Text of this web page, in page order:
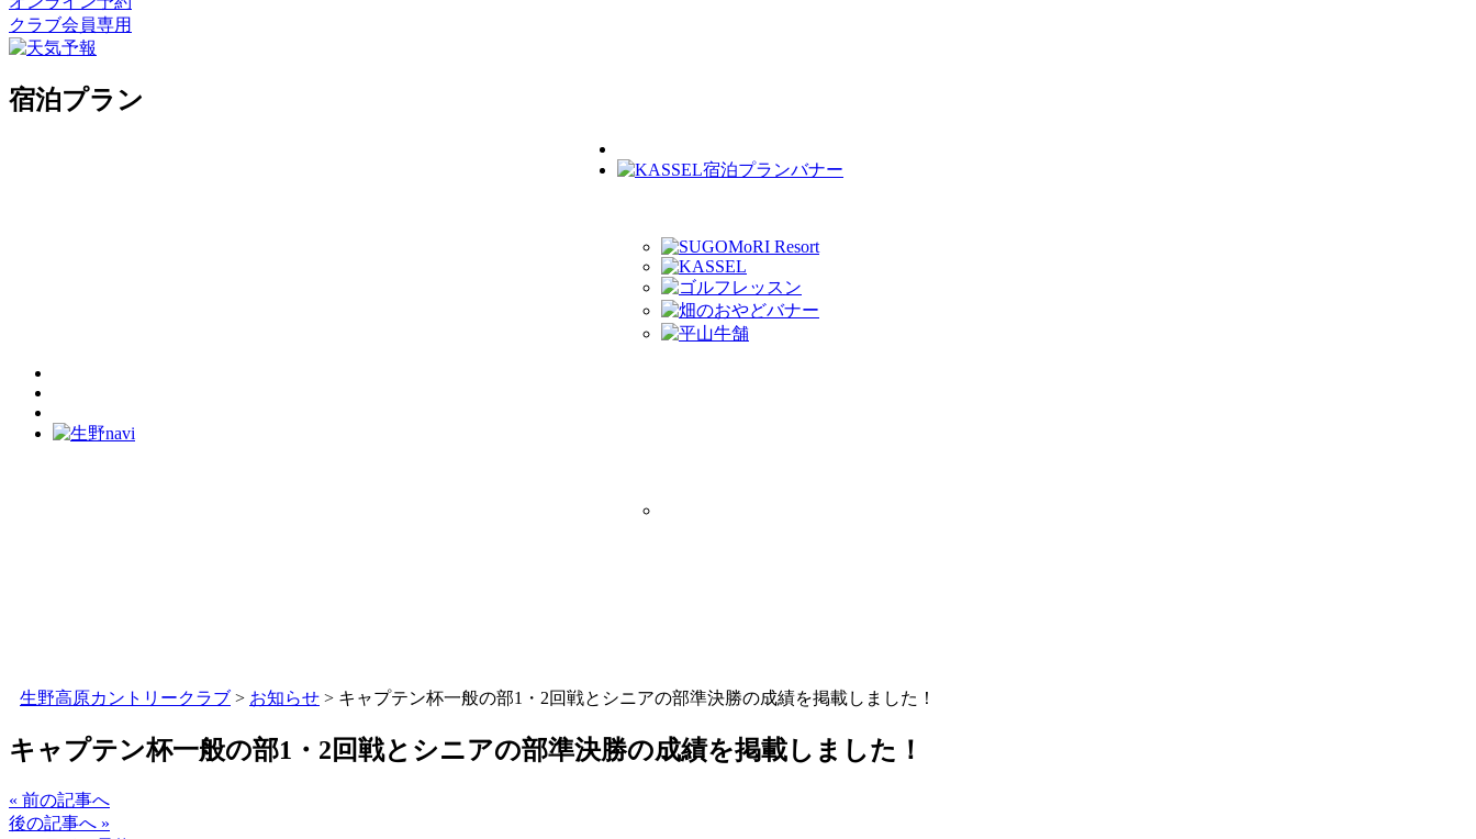
クラブ会員専用
宿泊プラン
生野高原カントリークラブ > お知らせ > キャプテン杯一般の部1・2回戦とシニアの部準決勝の成績を掲載しました！
キャプテン杯一般の部1・2回戦とシニアの部準決勝の成績を掲載しました！
« 前の記事へ
後の記事へ »